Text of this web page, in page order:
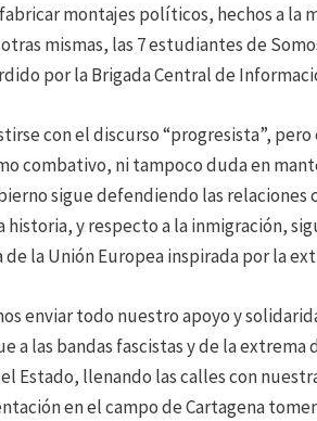
montajes políticos, hechos a la
mismas, las 7 estudiantes de
por la Brigada Central de
con el discurso “progresista”,
combativo, ni tampoco duda en
sigue defendiendo las
y respecto a la inmigración,
la Unión Europea inspirada por la
enviar todo nuestro apoyo y
a las bandas fascistas y de la
Estado, llenando las calles con
en el campo de Cartagena